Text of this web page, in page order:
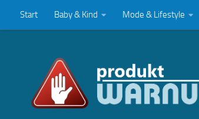
Zum Inhalt springen
Start Baby & Kind Mode & Lifestyle